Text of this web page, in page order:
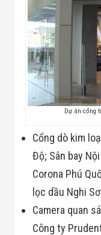
Dự án cổng
Cổng dò kim
Độ; Sân bay
Corona Phú
lọc dầu Nghi
Camera quan
Công ty